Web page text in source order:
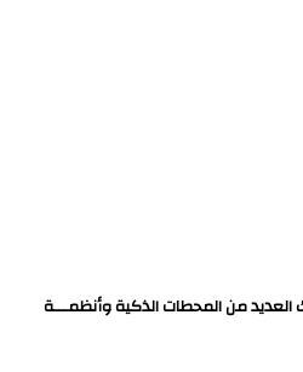
العديد من المحطات الذكية وأنظمـــة